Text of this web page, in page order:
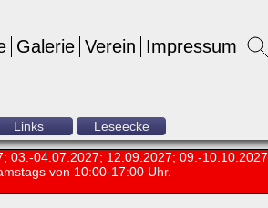
Impressum
Verein
Galerie
Links Leseecke
03.-04.07.2027; 12.09.2027; 09.-10.10.2027
von 10:00-17:00 Uhr.